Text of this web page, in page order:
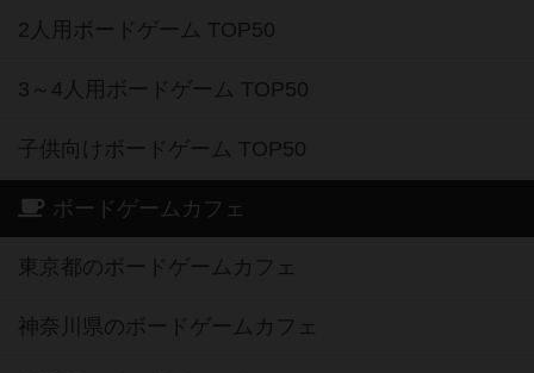
2人用ボードゲーム TOP50
3～4人用ボードゲーム TOP50
子供向けボードゲーム TOP50
ボードゲームカフェ
東京都のボードゲームカフェ
神奈川県のボードゲームカフェ